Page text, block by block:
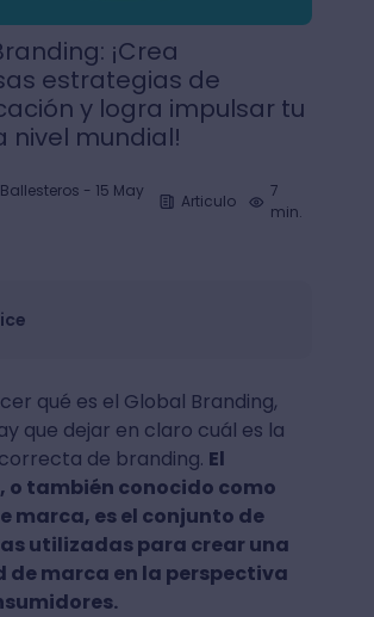
¡Crea
estrategias de
y logra impulsar tu
nivel mundial!
- 15 May
Articulo
7
min.
qué es el Global Branding,
que dejar en claro cuál es la
de branding. El
, o también conocido como
marca, es el conjunto de
utilizadas para crear una
marca en la perspectiva